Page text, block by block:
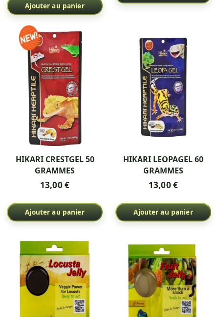
Ajouter au panier
HIKARI CRESTGEL 50
GRAMMES
13,00 €
Ajouter au panier
HIKARI LEOPAGEL 60
GRAMMES
13,00 €
Ajouter au panier